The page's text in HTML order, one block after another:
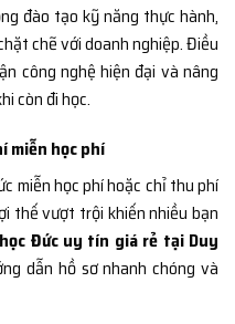
đào tạo kỹ năng thực hành,
chẽ với doanh nghiệp. Điều
công nghệ hiện đại và nâng
còn đi học.
miễn học phí
miễn học phí hoặc chỉ thu phí
thế vượt trội khiến nhiều bạn
Đức uy tín giá rẻ tại Duy
dẫn hồ sơ nhanh chóng và